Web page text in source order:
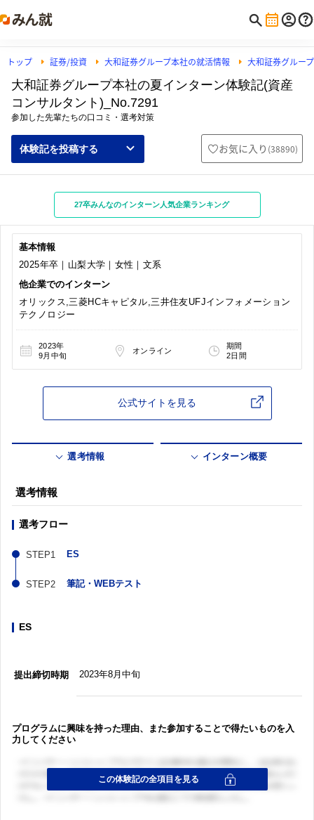
トップ 証券/投資 大和証券グループ本社の就活情報 大和証券グルー
大和証券グループ本社の夏インターン体験記(資産
コンサルタント)_No.7291
参加した先輩たちの口コミ・選考対策
体験記を投稿する お気に入り (38890)
27卒みんなのインターン人気企業ランキング
基本情報
2025年卒｜山梨大学｜女性｜文系
他企業でのインターン
オリックス,三菱HCキャピタル,三井住友UFJインフォメーション
テクノロジー
2023年
9月中旬
オンライン
期間
2日間
公式サイトを見る
選考情報 インターン概要
選考情報
選考フロー
ES
筆記・WEBテスト
ES
提出締切時期 2023年8月中旬
プログラムに興味を持った理由、また参加することで得たいものを入
力してください